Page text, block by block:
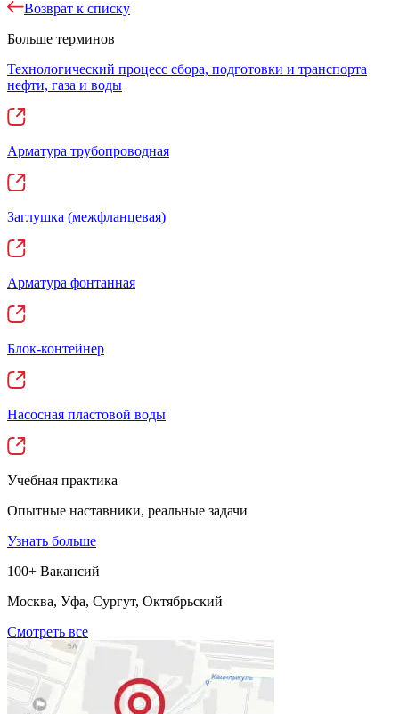
Возврат к списку
Больше терминов
Технологический процесс сбора, подготовки и транспорта
нефти, газа и воды
Арматура трубопроводная
Заглушка (межфланцевая)
Арматура фонтанная
Блок-контейнер
Насосная пластовой воды
Учебная практика
Опытные наставники, реальные задачи
Узнать больше
100+ Вакансий
Москва, Уфа, Сургут, Октябрьский
Смотреть все